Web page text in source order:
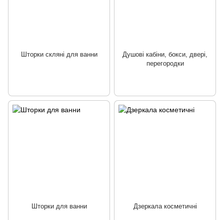
Шторки скляні для ванни
Душові кабіни, бокси, двері,
перегородки
Шторки для ванни Дзеркала косметичні